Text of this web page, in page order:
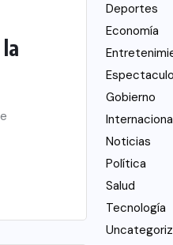
Deportes
Economía
Gobierno
Noticias
Política
Salud
Tecnología